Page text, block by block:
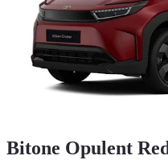
Bitone Opulent Red